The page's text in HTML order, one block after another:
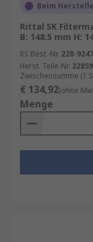
Beim
Rittal SK
B: 148.5 mm H:
RS Best.-Nr. 228-9247
Herst. Teile-Nr.
Zwischensumme (1
€ 134,92(ohne
Menge